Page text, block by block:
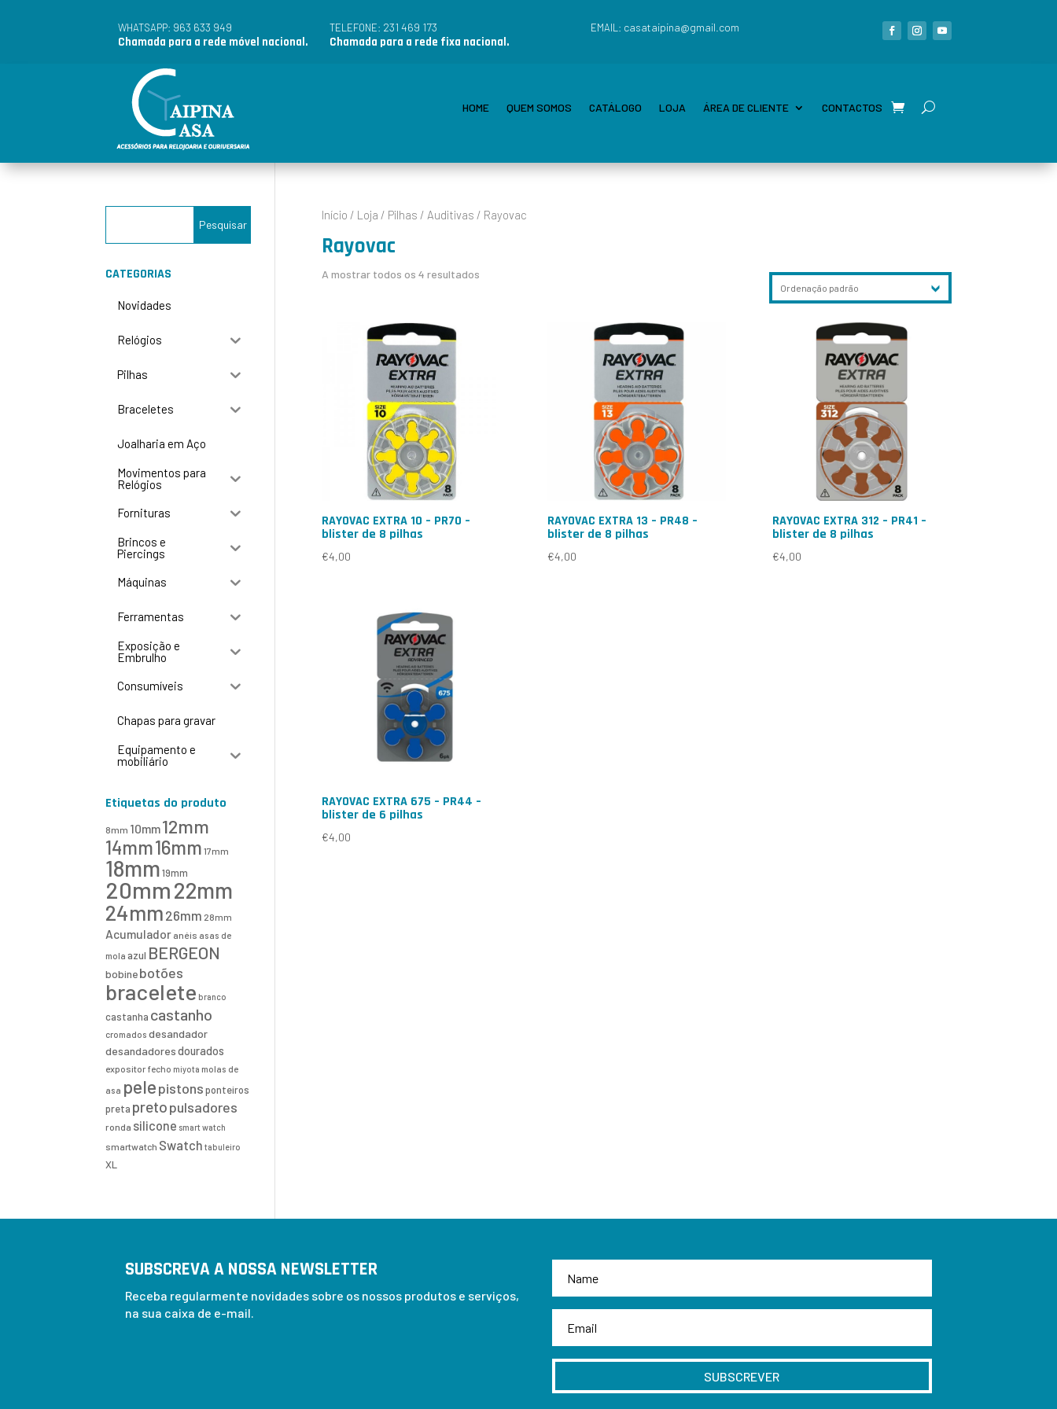
WHATSAPP: 963 633 949
Chamada para a rede móvel nacional.
TELEFONE: 231 469 173
Chamada para a rede fixa nacional.
EMAIL: casataipina@gmail.com
HOME QUEM SOMOS CATÁLOGO LOJA ÁREA DE CLIENTE CONTACTOS
Início / Loja / Pilhas / Auditivas / Rayovac
Rayovac
A mostrar todos os 4 resultados
RAYOVAC EXTRA 10 – PR70 –
blister de 8 pilhas
€4,00
RAYOVAC EXTRA 13 – PR48 –
blister de 8 pilhas
€4,00
RAYOVAC EXTRA 312 – PR41 –
blister de 8 pilhas
€4,00
RAYOVAC EXTRA 675 – PR44 –
blister de 6 pilhas
€4,00
CATEGORIAS
Novidades
Relógios
Pilhas
Braceletes
Joalharia em Aço
Movimentos para
Relógios
Fornituras
Brincos e
Piercings
Máquinas
Ferramentas
Exposição e
Embrulho
Consumíveis
Chapas para gravar
Equipamento e
mobiliário
Etiquetas do produto
8mm 10mm12mm
14mm16mm 17mm
18mm 19mm
20mm22mm
24mm 26mm 28mm
Acumulador anéis asas de
mola azul BERGEON
bobinebotões
bracelete branco
castanha castanho
cromados desandador
desandadores dourados
expositor fecho miyota molas de
asa pelepistons ponteiros
preta pretopulsadores
ronda silicone smart watch
smartwatch Swatch tabuleiro
XL
SUBSCREVA A NOSSA NEWSLETTER
Receba regularmente novidades sobre os nossos produtos e serviços,
na sua caixa de e-mail.
SUBSCREVER